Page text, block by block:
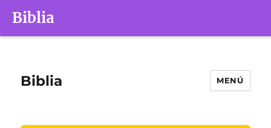
Biblia
Biblia MENÚ